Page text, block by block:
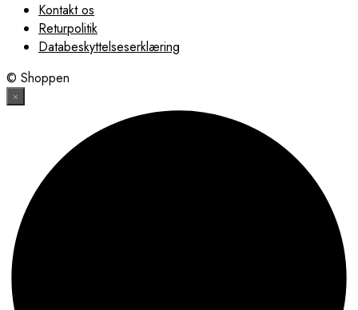
Kontakt os
Returpolitik
Databeskyttelseserklæring
© Shoppen
×